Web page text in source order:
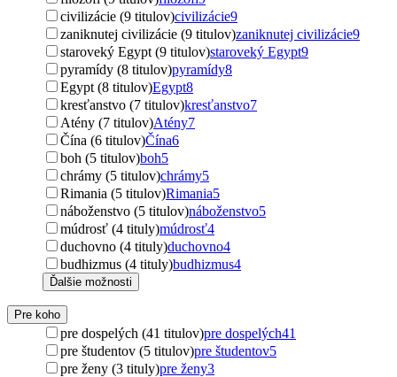
civilizácie (9 titulov)civilizácie9
zaniknutej civilizácie (9 titulov)zaniknutej civilizácie9
staroveký Egypt (9 titulov)staroveký Egypt9
pyramídy (8 titulov)pyramídy8
Egypt (8 titulov)Egypt8
kresťanstvo (7 titulov)kresťanstvo7
Atény (7 titulov)Atény7
Čína (6 titulov)Čína6
boh (5 titulov)boh5
chrámy (5 titulov)chrámy5
Rimania (5 titulov)Rimania5
náboženstvo (5 titulov)náboženstvo5
múdrosť (4 tituly)múdrosť4
duchovno (4 tituly)duchovno4
budhizmus (4 tituly)budhizmus4
Ďalšie možnosti
Pre koho
pre dospelých (41 titulov)pre dospelých41
pre študentov (5 titulov)pre študentov5
pre ženy (3 tituly)pre ženy3